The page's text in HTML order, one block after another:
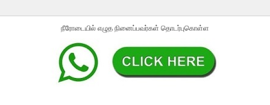
நீரோடையில் எழுத நினைப்பவர்கள் தொடர்புகொள்ள